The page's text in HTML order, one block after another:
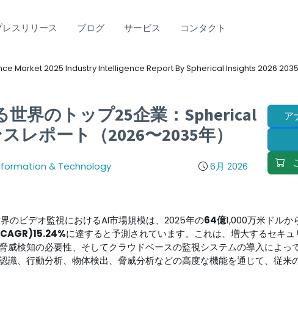
レスリリース ブログ サービス コンタクト
Market 2025 Industry Intelligence Report By Spherical Insights 2026 2035
世界のトップ25企業：Spherical
レポート（2026〜2035年）
& Technology 6月 2026
ア
ビデオ監視におけるAI市場規模は、2025年の64億1,000万米ドルか
に達すると予測されています。これは、増大するセキ
検知の必要性、そしてクラウドベースの監視システムの導入によっ
、行動分析、物体検出、脅威分析などの高度な機能を通じて、従来